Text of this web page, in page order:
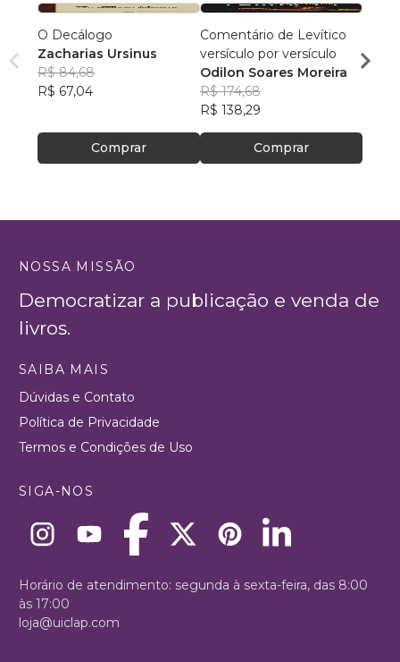
O Decálogo
Zacharias Ursinus
R$ 84,68
R$ 67,04
Comprar
Comentário de Levítico
versículo por versículo
Odilon Soares Moreira
R$ 174,68
R$ 138,29
Comprar
José
R$
NOSSA MISSÃO
Democratizar a publicação e venda de
livros.
SAIBA MAIS
Dúvidas e Contato
Política de Privacidade
Termos e Condições de Uso
SIGA-NOS
Horário de atendimento: segunda à sexta-feira, das 8:00
às 17:00
loja@uiclap.com